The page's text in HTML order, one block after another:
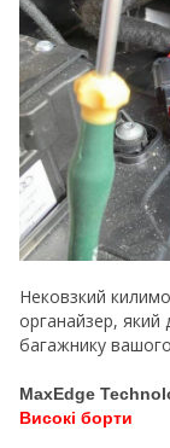
Нековзкий
органайзер,
багажнику
MaxEdge
Високі борти